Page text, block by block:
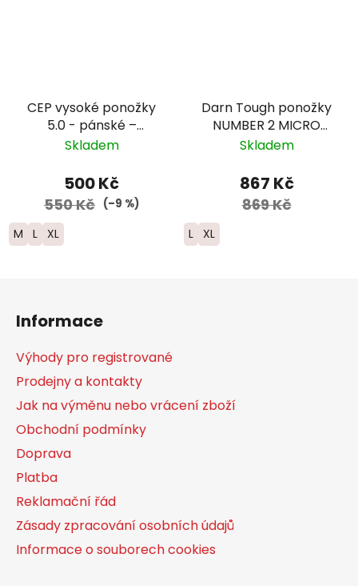
CEP vysoké ponožky
5.0 - pánské –
zelená/černá
Skladem
500 Kč
550 Kč (–9 %)
M L XL
Darn Tough ponožky
NUMBER 2 MICRO
CREW Midweight
zelené
Skladem
867 Kč
869 Kč
L XL
Informace
Výhody pro registrované
Prodejny a kontakty
Jak na výměnu nebo vrácení zboží
Obchodní podmínky
Doprava
Platba
Reklamační řád
Zásady zpracování osobních údajů
Informace o souborech cookies